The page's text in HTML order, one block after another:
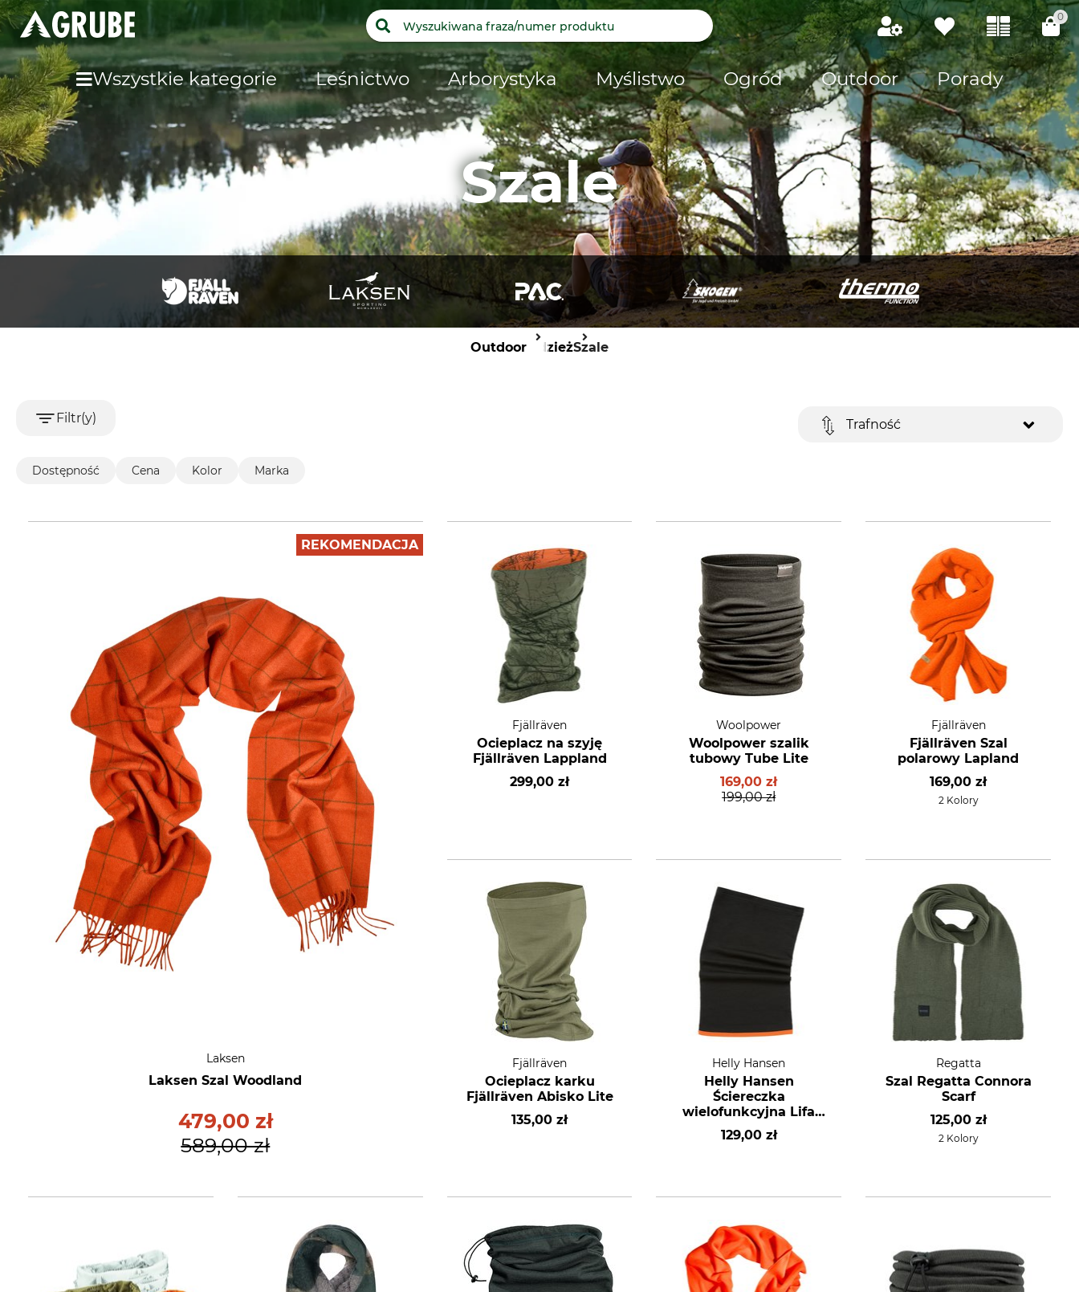
0
Wszystkie kategorie Leśnictwo Arborystyka Myślistwo Ogród Outdoor Porady
Szale
Outdoor OdzieżSzale
Filtr(y) Trafność
Dostępność Cena Kolor Marka
REKOMENDACJA
Laksen
Laksen Szal Woodland
479,00 zł
589,00 zł
Fjällräven
Ocieplacz na szyję
Fjällräven Lappland
299,00 zł
Woolpower
Woolpower szalik
tubowy Tube Lite
169,00 zł
199,00 zł
Fjällräven
Fjällräven Szal
polarowy Lapland
169,00 zł
2 Kolory
Fjällräven
Ocieplacz karku
Fjällräven Abisko Lite
135,00 zł
Helly Hansen
Helly Hansen
Ściereczka
wielofunkcyjna Lifa
Merino
129,00 zł
Regatta
Szal Regatta Connora
Scarf
125,00 zł
2 Kolory